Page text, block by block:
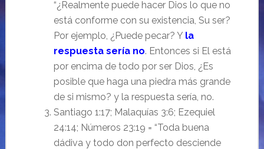
“¿Realmente puede hacer Dios lo que no
está conforme con su existencia, Su ser?
Por ejemplo, ¿Puede pecar? Y la
respuesta sería no. Entonces si El está
por encima de todo por ser Dios, ¿Es
posible que haga una piedra más grande
de si mismo? y la respuesta sería, no.
Santiago 1:17; Malaquías 3:6; Ezequiel
24:14; Números 23:19 = “Toda buena
dádiva y todo don perfecto desciende